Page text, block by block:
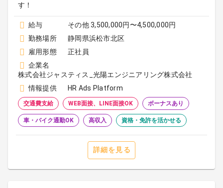
す！
給与
その他 3,500,000円〜4,500,000円
勤務場所
静岡県浜松市北区
雇用形態
正社員
企業名
株式会社ジャスティス_光陽エンジニアリング株式会社
情報提供
HR Ads Platform
交通費支給 WEB面接、LINE面接OK ボーナスあり
車・バイク通勤OK 高収入 資格・免許を活かせる
詳細を見る